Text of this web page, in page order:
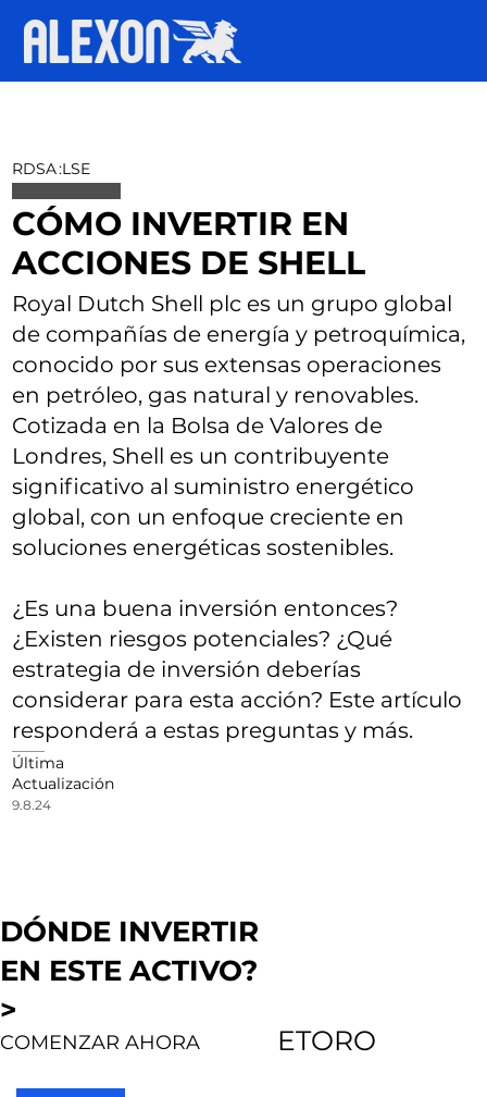
RDSA:LSE
CÓMO INVERTIR EN
ACCIONES DE SHELL
Royal Dutch Shell plc es un grupo global
de compañías de energía y petroquímica,
conocido por sus extensas operaciones
en petróleo, gas natural y renovables.
Cotizada en la Bolsa de Valores de
Londres, Shell es un contribuyente
significativo al suministro energético
global, con un enfoque creciente en
soluciones energéticas sostenibles.
¿Es una buena inversión entonces?
¿Existen riesgos potenciales? ¿Qué
estrategia de inversión deberías
considerar para esta acción? Este artículo
responderá a estas preguntas y más.
Última
Actualización
9.8.24
DÓNDE INVERTIR
EN ESTE ACTIVO?
>
COMENZAR AHORA ETORO